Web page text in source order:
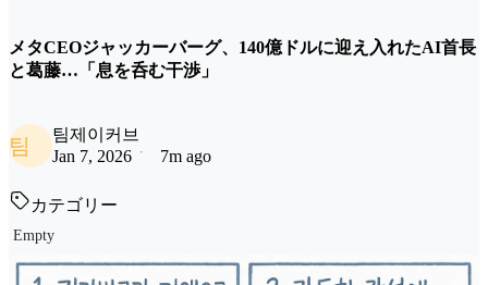
メタCEOジャッカーバーグ、140億ドルに迎え入れたAI首長
と葛藤…「息を呑む干渉」
팀
팀제이커브
Jan 7, 2026
7m ago
カテゴリー
Empty